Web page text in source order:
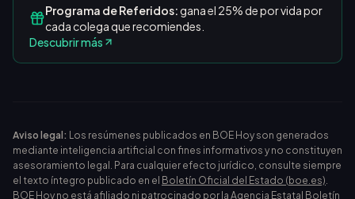
Programa de Referidos:gana el 25% de por vida por
cada colega que recomiendes.
Descubrir más
Aviso legal: Los resúmenes publicados en BOE Hoy son generados
mediante inteligencia artificial con fines informativos y no constituyen
asesoramiento legal. Para cualquier efecto jurídico, consulte siempre
el texto íntegro publicado en el Boletín Oficial del Estado (boe.es).
BOE Hoy no está afiliado ni patrocinado por la Agencia Estatal Boletín